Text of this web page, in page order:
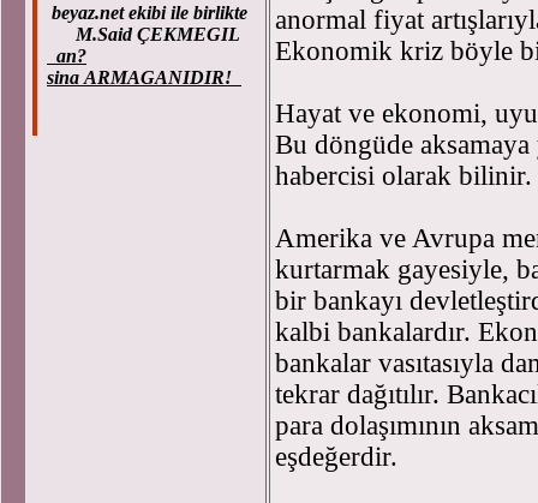
beyaz.net ekibi ile birlikte
M.Said ÇEKMEGIL
an?
sina ARMAGANIDIR!
anormal fiyat
Ekonomik kriz böyle
Hayat ve ekonomi,
Bu döngüde
habercisi olarak
Amerika ve Avrupa
kurtarmak gayesiyle,
bir bankayı
kalbi bankalardır.
bankalar vasıtasıyla
tekrar dağıtılır.
para dolaşımının
eşdeğerdir.